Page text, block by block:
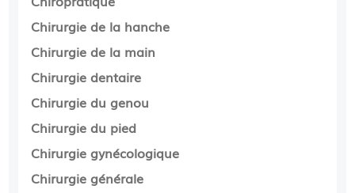
Camille Kelkun (ckelkun) - Jean Personne
(jpersonne) - Jeanne Darque (jdarque)&
Chirurgie de la hanche
Chirurgie de la main
Chirurgie dentaire
Chirurgie du genou
Chirurgie du pied
Chirurgie gynécologique
Chirurgie générale